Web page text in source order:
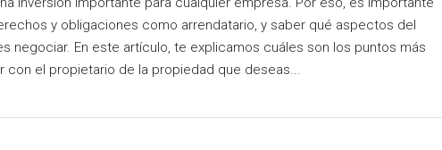
y obligaciones como arrendatario, y saber qué aspectos del
negociar. En este artículo, te explicamos cuáles son los puntos más
el propietario de la propiedad que deseas...